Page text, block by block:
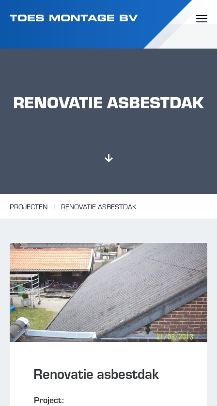
RENOVATIE ASBESTDAK
PROJECTEN RENOVATIE ASBESTDAK
Renovatie asbestdak
Project: